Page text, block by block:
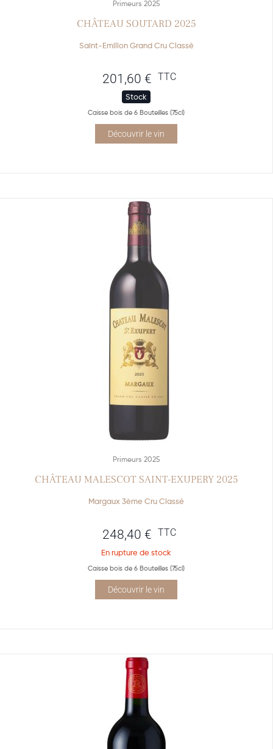
Primeurs 2025
CHÂTEAU SOUTARD 2025
Saint-Emilion Grand Cru Classé
201,60 € TTC
Stock
Caisse bois de 6 Bouteilles (75cl)
Découvrir le vin
Primeurs 2025
CHÂTEAU MALESCOT SAINT-EXUPERY 2025
Margaux 3ème Cru Classé
248,40 € TTC
En rupture de stock
Caisse bois de 6 Bouteilles (75cl)
Découvrir le vin